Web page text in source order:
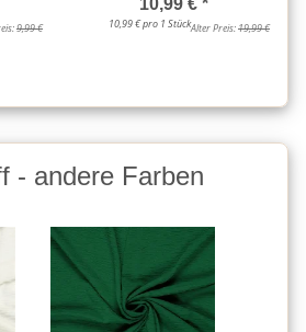
9,99 €
10,99 € *
10,99 € pro 1 StückAlter Preis:19,99 €
- andere Farben